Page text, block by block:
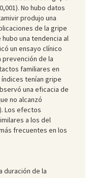
No hubo datos
produjo una
de la gripe
una tendencia al
un ensayo clínico
de la
familiares en
tenían gripe
una eficacia de
no alcanzó
Los efectos
a los del
frecuentes en los
duración de la